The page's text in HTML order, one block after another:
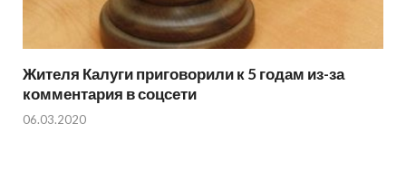
Жителя Калуги приговорили к 5 годам из-за
комментария в соцсети
06.03.2020